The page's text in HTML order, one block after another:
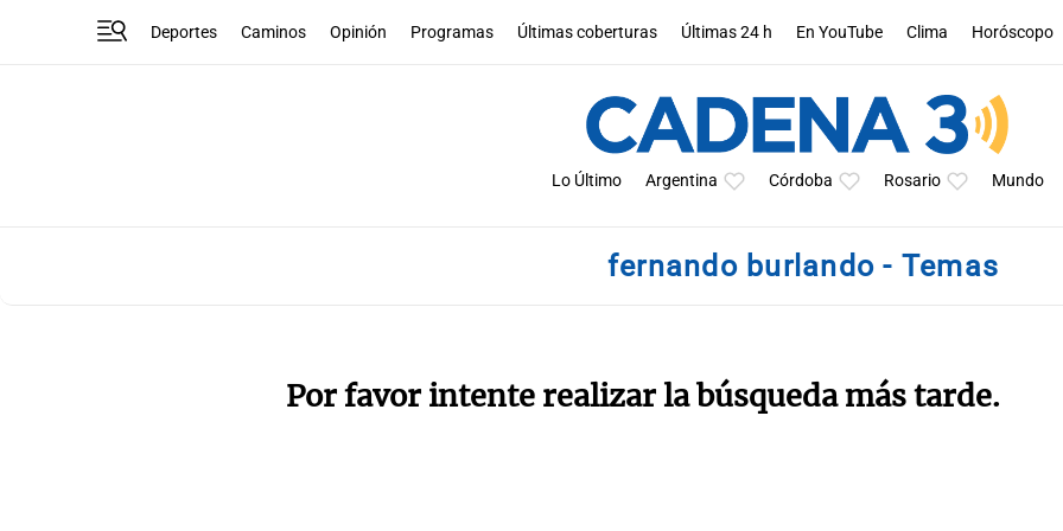
Deportes Caminos Opinión Programas Últimas coberturas Últimas 24 h En YouTube Clima Horóscopo
Lo Último Argentina Córdoba Rosario Mundo
fernando burlando - Temas
Por favor intente realizar la búsqueda más tarde.